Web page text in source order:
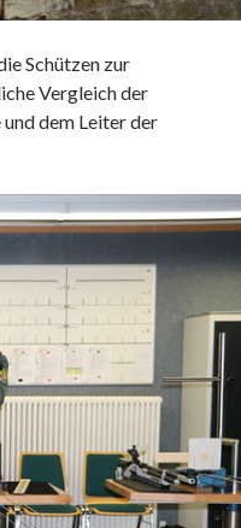
Schützen zur
Vergleich der
dem Leiter der